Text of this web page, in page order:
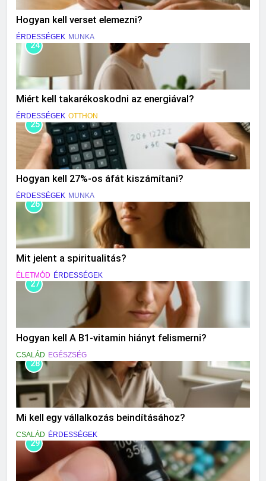
Hogyan kell verset elemezni?
ÉRDESSÉGEK MUNKA
24
Miért kell takarékoskodni az energiával?
ÉRDESSÉGEK OTTHON
25
Hogyan kell 27%-os áfát kiszámítani?
ÉRDESSÉGEK MUNKA
26
Mit jelent a spiritualitás?
ÉLETMÓD ÉRDESSÉGEK
27
Hogyan kell A B1-vitamin hiányt felismerni?
CSALÁD EGÉSZSÉG
28
Mi kell egy vállalkozás beindításához?
CSALÁD ÉRDESSÉGEK
29